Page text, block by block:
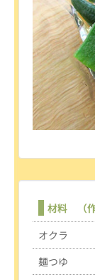
材料 （作
オクラ
麺つゆ